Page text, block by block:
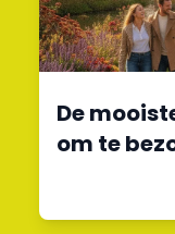
De
om te